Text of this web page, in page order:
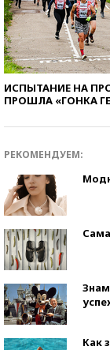
ИСПЫТАНИЕ НА
ПРОШЛА «ГОНКА
РЕКОМЕНДУЕМ:
Как